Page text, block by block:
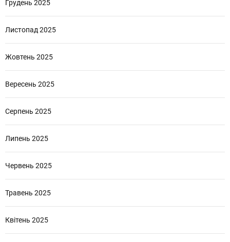
Грудень 2025
Листопад 2025
Жовтень 2025
Вересень 2025
Серпень 2025
Липень 2025
Червень 2025
Травень 2025
Квітень 2025